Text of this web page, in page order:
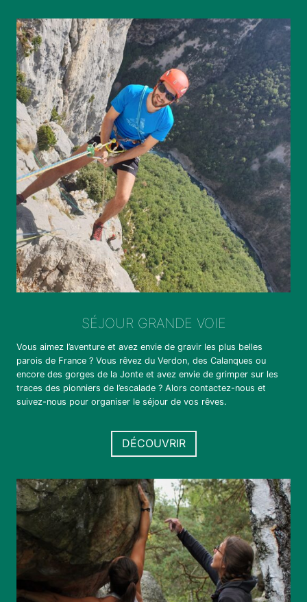
SÉJOUR GRANDE VOIE
Vous aimez l’aventure et avez envie de gravir les plus belles
parois de France ? Vous rêvez du Verdon, des Calanques ou
encore des gorges de la Jonte et avez envie de grimper sur les
traces des pionniers de l’escalade ? Alors contactez-nous et
suivez-nous pour organiser le séjour de vos rêves.
DÉCOUVRIR